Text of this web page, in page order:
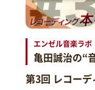
エンゼル音楽ラボ
亀田誠治の“
第3回 レコー